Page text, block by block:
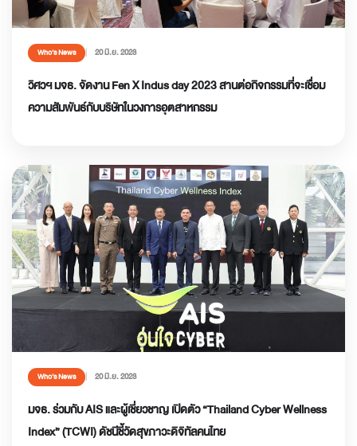
Who’s News 20 มิ.ย. 2023
วิศวฯ มจธ. จัดงาน Fen X Indus day 2023 สานต่อกิจกรรมที่จะเชื่อม
ความสัมพันธ์กับบริษัทในวงการอุตสาหกรรม
Who’s News 20 มิ.ย. 2023
มจธ. ร่วมกับ AIS และผู้เชี่ยวชาญ เปิดตัว “Thailand Cyber Wellness
Index” (TCWI) ดัชนีชี้วัดสุขภาวะดิจิทัลคนไทย